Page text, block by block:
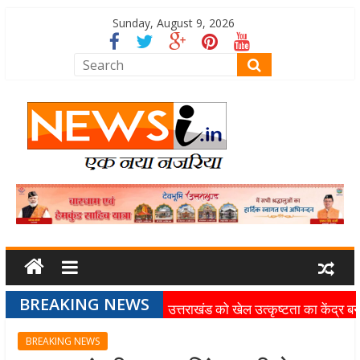
Sunday, August 9, 2026
BREAKING NEWS
उत्तराखंड को खेल उत्कृष्टता का केंद्र
स्पोर्ट्स यूनिवर्सिटी परियोजना
BREAKING NEWS